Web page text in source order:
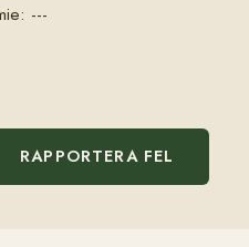
---
RAPPORTERA FEL